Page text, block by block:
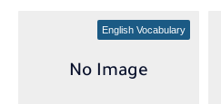
English Vocabulary